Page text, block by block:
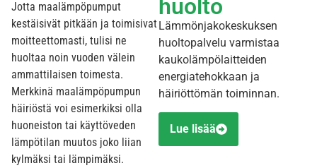
Jotta maalämpöpumput
kestäisivät pitkään ja toimisivat
moitteettomasti, tulisi ne
huoltaa noin vuoden välein
ammattilaisen toimesta.
Merkkinä maalämpöpumpun
häiriöstä voi esimerkiksi olla
huoneiston tai käyttöveden
lämpötilan muutos joko liian
kylmäksi tai lämpimäksi.
huolto​
Lämmönjakokeskuksen
huoltopalvelu varmistaa
kaukolämpölaitteiden
energiatehokkaan ja
häiriöttömän toiminnan.
Lue lisää